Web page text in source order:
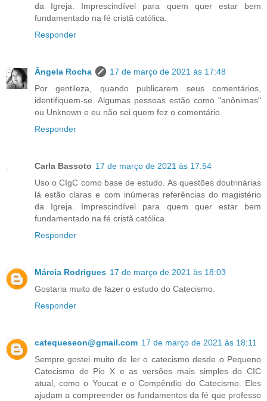
da Igreja. Imprescindível para quem quer estar bem
fundamentado na fé cristã católica.
Responder
Ângela Rocha
17 de março de 2021 às 17:48
Por gentileza, quando publicarem seus comentários,
identifiquem-se. Algumas pessoas estão como "anônimas"
ou Unknown e eu não sei quem fez o comentário.
Responder
Carla Bassoto 17 de março de 2021 às 17:54
Uso o CIgC como base de estudo. As questões doutrinárias
lá estão claras e com inúmeras referências do magistério
da Igreja. Imprescindível para quem quer estar bem
fundamentado na fé cristã católica.
Responder
Márcia Rodrigues 17 de março de 2021 às 18:03
Gostaria muito de fazer o estudo do Catecismo.
Responder
catequeseon@gmail.com 17 de março de 2021 às 18:11
Sempre gostei muito de ler o catecismo desde o Pequeno
Catecismo de Pio X e as versões mais simples do CIC
atual, como o Youcat e o Compêndio do Catecismo. Eles
ajudam a compreender os fundamentos da fé que professo